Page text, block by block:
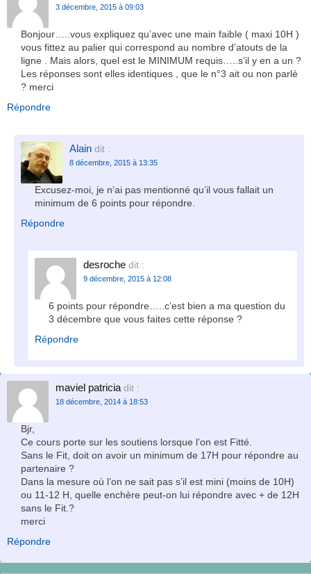
3 décembre, 2015 à 09:03
Bonjour…..vous expliquez qu’avec une main faible ( maxi 10H )
vous fittez au palier qui correspond au nombre d’atouts de la
ligne . Mais alors, quel est le MINIMUM requis…..s’il y en a un ?
Les réponses sont elles identiques , que le n°3 ait ou non parlé
? merci
Répondre
Alain dit :
8 décembre, 2015 à 13:35
Excusez-moi, je n’ai pas mentionné qu’il vous fallait un
minimum de 6 points pour répondre.
Répondre
desroche dit :
9 décembre, 2015 à 12:08
6 points pour répondre…..c’est bien a ma question du
3 décembre que vous faites cette réponse ?
Répondre
maviel patricia dit :
18 décembre, 2014 à 18:53
Bjr,
Ce cours porte sur les soutiens lorsque l’on est Fitté.
Sans le Fit, doit on avoir un minimum de 17H pour répondre au
partenaire ?
Dans la mesure où l’on ne sait pas s’il est mini (moins de 10H)
ou 11-12 H, quelle enchère peut-on lui répondre avec + de 12H
sans le Fit.?
merci
Répondre